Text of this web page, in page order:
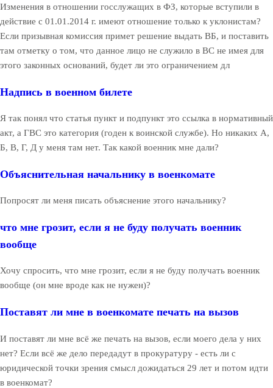
Изменения в отношении госслужащих в ФЗ, которые вступили в
действие с 01.01.2014 г. имеют отношение только к уклонистам?
Если призывная комиссия примет решение выдать ВБ, и поставить
там отметку о том, что данное лицо не служило в ВС не имея для
этого законных оснований, будет ли это ограничением дл
Надпись в военном билете
Я так понял что статья пункт и подпункт это ссылка в нормативный
акт, а ГВС это категория (годен к воинской службе). Но никаких А,
Б, В, Г, Д у меня там нет. Так какой военник мне дали?
Объяснительная начальнику в военкомате
Попросят ли меня писать объяснение этого начальнику?
что мне грозит, если я не буду получать военник
вообще
Хочу спросить, что мне грозит, если я не буду получать военник
вообще (он мне вроде как не нужен)?
Поставят ли мне в военкомате печать на вызов
И поставят ли мне всё же печать на вызов, если моего дела у них
нет? Если всё же дело передадут в прокуратуру - есть ли с
юридической точки зрения смысл дожидаться 29 лет и потом идти
в военкомат?